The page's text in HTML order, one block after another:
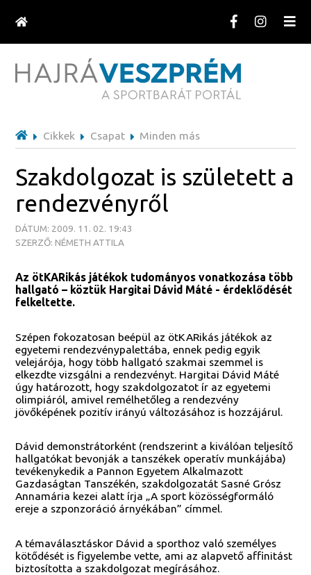
Cikkek Csapat Minden más
Szakdolgozat is született a
rendezvényről
DÁTUM: 2009. 11. 02. 19:43
SZERZŐ: NÉMETH ATTILA
Az ötKARikás játékok tudományos vonatkozása több
hallgató – köztük Hargitai Dávid Máté - érdeklődését
felkeltette.
Szépen fokozatosan beépül az ötKARikás játékok az
egyetemi rendezvénypalettába, ennek pedig egyik
velejárója, hogy több hallgató szakmai szemmel is
elkezdte vizsgálni a rendezvényt. Hargitai Dávid Máté
úgy határozott, hogy szakdolgozatot ír az egyetemi
olimpiáról, amivel remélhetőleg a rendezvény
jövőképének pozitív irányú változásához is hozzájárul.
Dávid demonstrátorként (rendszerint a kiválóan teljesítő
hallgatókat bevonják a tanszékek operatív munkájába)
tevékenykedik a Pannon Egyetem Alkalmazott
Gazdaságtan Tanszékén, szakdolgozatát Sasné Grósz
Annamária kezei alatt írja „A sport közösségformáló
ereje a szponzoráció árnyékában” címmel.
A témaválasztáskor Dávid a sporthoz való személyes
kötődését is figyelembe vette, ami az alapvető affinitást
biztosította a szakdolgozat megírásához.